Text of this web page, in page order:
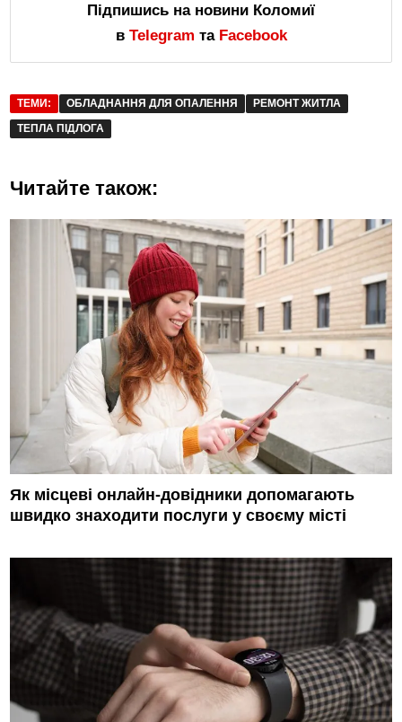
Підпишись на новини Коломиї
в Telegram та Facebook
ТЕМИ: ОБЛАДНАННЯ ДЛЯ ОПАЛЕННЯ
РЕМОНТ ЖИТЛА
ТЕПЛА ПІДЛОГА
Читайте також:
Як місцеві онлайн-довідники допомагають
швидко знаходити послуги у своєму місті